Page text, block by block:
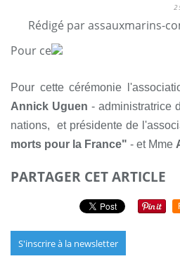
Rédigé par assauxmarins-
Pour ce
Pour cette cérémonie
Annick Uguen - administratrice
nations, et présidente de
morts pour la France" - et Mme
PARTAGER CET ARTICLE
S'inscrire à la newsletter